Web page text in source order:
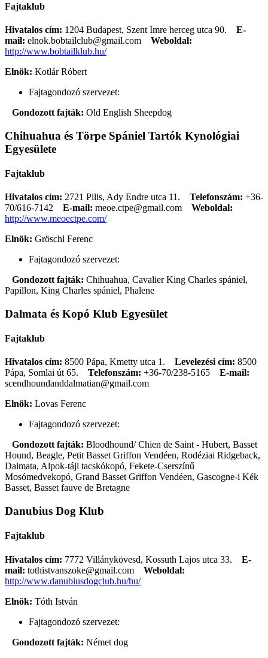
Fajtaklub
Hivatalos cím: 1204 Budapest, Szent Imre herceg utca 90. E-
mail: elnok.bobtailclub@gmail.com
Weboldal:
http://www.bobtailklub.hu/
Elnök: Kotlár Róbert
Fajtagondozó szervezet:
Gondozott fajták: Old English Sheepdog
Chihuahua és Törpe Spániel Tartók Kynológiai
Egyesülete
Fajtaklub
Hivatalos cím: 2721 Pilis, Ady Endre utca 11. Telefonszám: +36-
70/616-7142
E-mail: meoe.ctpe@gmail.com
Weboldal:
http://www.meoectpe.com/
Elnök: Gröschl Ferenc
Fajtagondozó szervezet:
Gondozott fajták: Chihuahua, Cavalier King Charles spániel,
Papillon, King Charles spániel, Phalene
Dalmata és Kopó Klub Egyesület
Fajtaklub
Hivatalos cím: 8500 Pápa, Kmetty utca 1. Levelezési cím: 8500
Pápa, Somlai út 65.
Telefonszám: +36-70/238-5165
E-mail:
scendhoundanddalmatian@gmail.com
Elnök: Lovas Ferenc
Fajtagondozó szervezet:
Gondozott fajták: Bloodhound/ Chien de Saint - Hubert, Basset
Hound, Beagle, Petit Basset Griffon Vendéen, Rodéziai Ridgeback,
Dalmata, Alpok-táji tacskókopó, Fekete-Cserszínű
Mosómedvekopó, Grand Basset Griffon Vendéen, Gascogne-i Kék
Basset, Basset fauve de Bretagne
Danubius Dog Klub
Fajtaklub
Hivatalos cím: 7772 Villánykövesd, Kossuth Lajos utca 33. E-
mail: tothistvanszoke@gmail.com
Weboldal:
http://www.danubiusdogclub.hu/hu/
Elnök: Tóth István
Fajtagondozó szervezet:
Gondozott fajták: Német dog